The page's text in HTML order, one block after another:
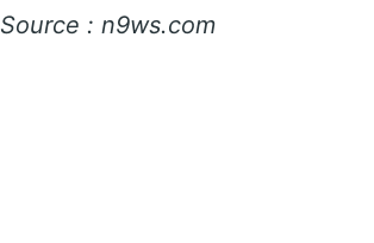
Source : n9ws.com